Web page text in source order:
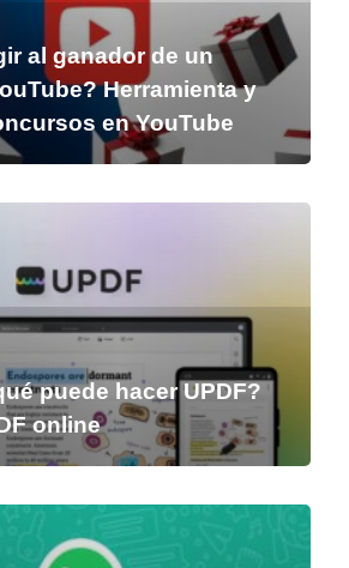
al ganador de un
Herramienta y
en YouTube
puede hacer UPDF?
online